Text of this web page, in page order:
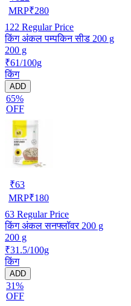
MRP₹280
122 Regular Price
किंग अंकल पम्पकिन सीड 200 g
200 g
₹61/100g
किंग
ADD
65%
OFF
₹63
MRP₹180
63 Regular Price
किंग अंकल सनफ्लॉवर 200 g
200 g
₹31.5/100g
किंग
ADD
31%
OFF